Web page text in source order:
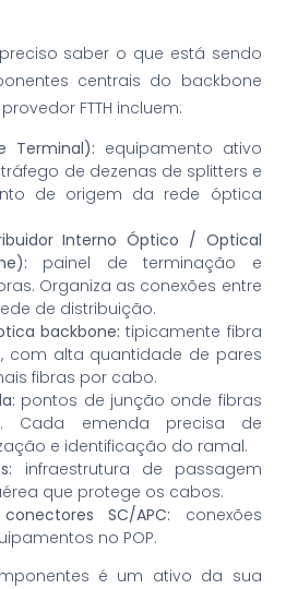
saber o que está sendo
centrais do backbone
FTTH incluem:
Terminal): equipamento ativo
de dezenas de splitters e
de origem da rede óptica
Interno Óptico / Optical
painel de terminação e
Organiza as conexões entre
de distribuição.
backbone: tipicamente fibra
, com alta quantidade de pares
fibras por cabo.
pontos de junção onde fibras
Cada emenda precisa de
e identificação do ramal.
infraestrutura de passagem
que protege os cabos.
SC/APC: conexões
no POP.
é um ativo da sua